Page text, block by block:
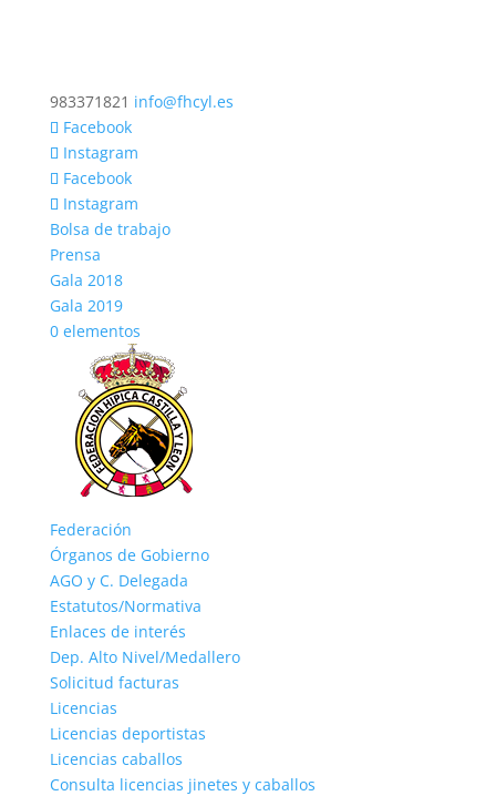
983371821 info@fhcyl.es
Facebook
Instagram
Facebook
Instagram
Bolsa de trabajo
Prensa
Gala 2018
Gala 2019
0 elementos
Federación
Órganos de Gobierno
AGO y C. Delegada
Estatutos/Normativa
Enlaces de interés
Dep. Alto Nivel/Medallero
Solicitud facturas
Licencias
Licencias deportistas
Licencias caballos
Consulta licencias jinetes y caballos